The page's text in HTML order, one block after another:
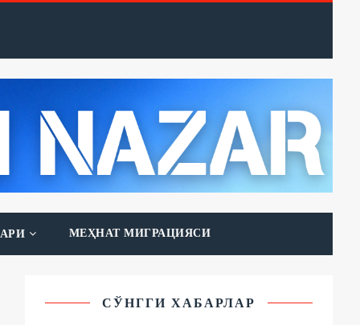
МЕҲНАТ МИГРАЦИЯСИ
СЎНГГИ ХАБАРЛАР